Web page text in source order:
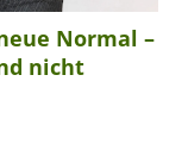
Normal –
nicht